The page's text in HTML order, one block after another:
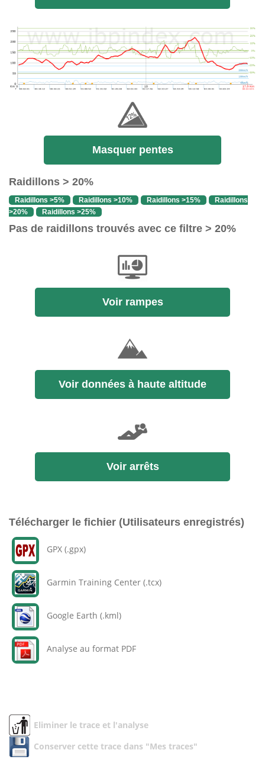
Masquer pentes
Raidillons > 20%
Raidillons >5% Raidillons >10% Raidillons >15%
Raidillons
>20%
Raidillons >25%
Pas de raidillons trouvés avec ce filtre > 20%
Voir rampes
Voir données à haute altitude
Voir arrêts
Télécharger le fichier (Utilisateurs enregistrés)
GPX (.gpx)
Garmin Training Center (.tcx)
Google Earth (.kml)
Analyse au format PDF
Eliminer le trace et l'analyse
Conserver cette trace dans "Mes traces"